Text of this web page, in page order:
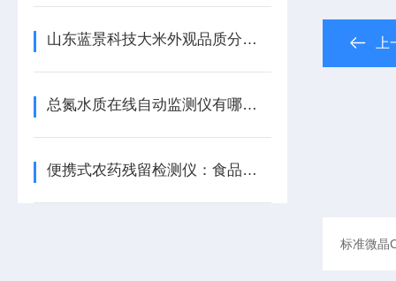
山东蓝景科技大米外观品质分析仪：科研机构的优质研究工具
总氮水质在线自动监测仪有哪些关键技术参数？
便携式农药残留检测仪：食品安全的移动哨所